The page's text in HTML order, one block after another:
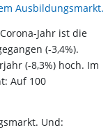
Ausbildungsmarkt.
Jahr ist die
(-3,4%).
(-8,3%) hoch. Im
Auf 100
Und: